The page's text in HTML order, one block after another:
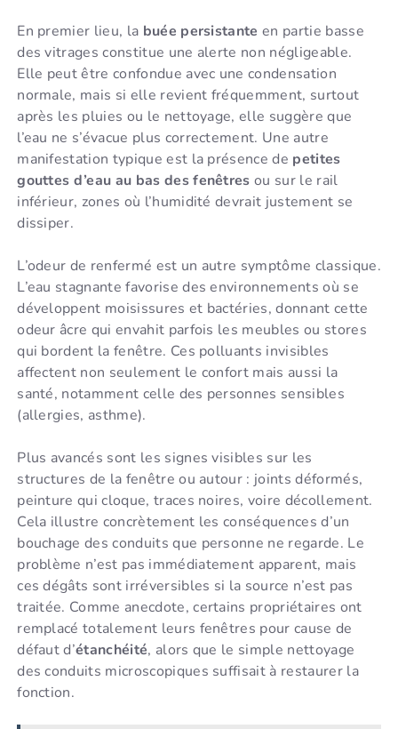
En premier lieu, la buée persistante en partie basse
des vitrages constitue une alerte non négligeable.
Elle peut être confondue avec une condensation
normale, mais si elle revient fréquemment, surtout
après les pluies ou le nettoyage, elle suggère que
l’eau ne s’évacue plus correctement. Une autre
manifestation typique est la présence de petites
gouttes d’eau au bas des fenêtres ou sur le rail
inférieur, zones où l’humidité devrait justement se
dissiper.
L’odeur de renfermé est un autre symptôme classique.
L’eau stagnante favorise des environnements où se
développent moisissures et bactéries, donnant cette
odeur âcre qui envahit parfois les meubles ou stores
qui bordent la fenêtre. Ces polluants invisibles
affectent non seulement le confort mais aussi la
santé, notamment celle des personnes sensibles
(allergies, asthme).
Plus avancés sont les signes visibles sur les
structures de la fenêtre ou autour : joints déformés,
peinture qui cloque, traces noires, voire décollement.
Cela illustre concrètement les conséquences d’un
bouchage des conduits que personne ne regarde. Le
problème n’est pas immédiatement apparent, mais
ces dégâts sont irréversibles si la source n’est pas
traitée. Comme anecdote, certains propriétaires ont
remplacé totalement leurs fenêtres pour cause de
défaut d’étanchéité, alors que le simple nettoyage
des conduits microscopiques suffisait à restaurer la
fonction.